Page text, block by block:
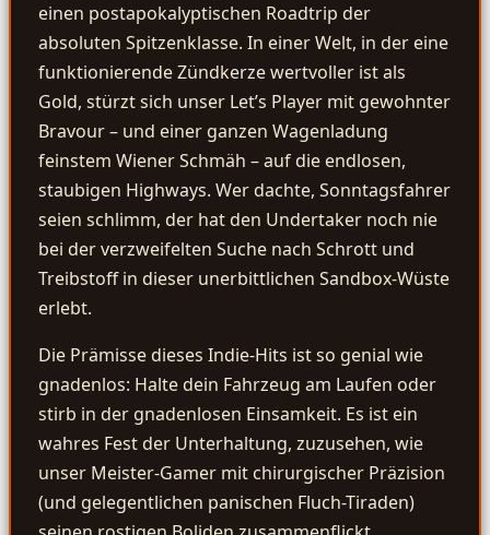
einen postapokalyptischen Roadtrip der
absoluten Spitzenklasse. In einer Welt, in der eine
funktionierende Zündkerze wertvoller ist als
Gold, stürzt sich unser Let’s Player mit gewohnter
Bravour – und einer ganzen Wagenladung
feinstem Wiener Schmäh – auf die endlosen,
staubigen Highways. Wer dachte, Sonntagsfahrer
seien schlimm, der hat den Undertaker noch nie
bei der verzweifelten Suche nach Schrott und
Treibstoff in dieser unerbittlichen Sandbox-Wüste
erlebt.
Die Prämisse dieses Indie-Hits ist so genial wie
gnadenlos: Halte dein Fahrzeug am Laufen oder
stirb in der gnadenlosen Einsamkeit. Es ist ein
wahres Fest der Unterhaltung, zuzusehen, wie
unser Meister-Gamer mit chirurgischer Präzision
(und gelegentlichen panischen Fluch-Tiraden)